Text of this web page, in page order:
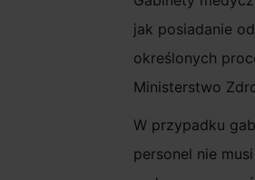
jak posiadanie
określonych
Ministerstwo
W przypadku
personel nie